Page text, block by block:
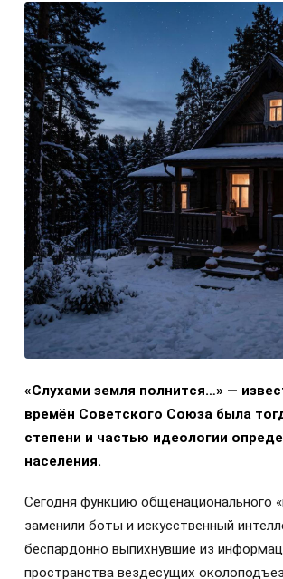
«Слухами земля полнится…» —
времён Советского Союза была
степени и частью идеологии
населения.
Сегодня функцию общенационального
заменили боты и искусственный
беспардонно выпихнувшие из
пространства вездесущих